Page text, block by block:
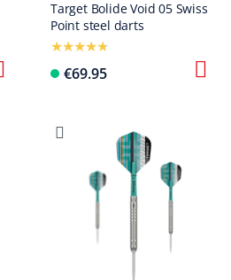
Target Bolide Void 05 Swiss
Point steel darts
€69.95